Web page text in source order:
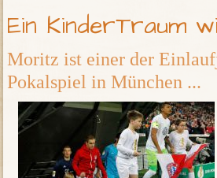
Ein KinderTraum
Moritz ist einer der
Pokalspiel in München ...